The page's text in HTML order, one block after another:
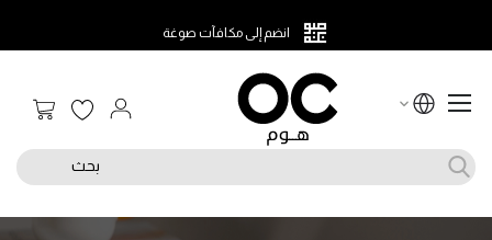
انضم إلى مكافآت صوغة
سلة
بحث